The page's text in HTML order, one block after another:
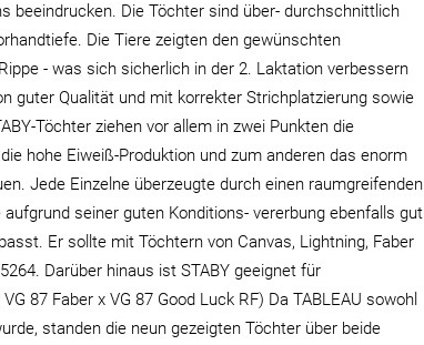
beeindrucken. Die Töchter sind über- durchschnittlich
Die Tiere zeigten den gewünschten
- was sich sicherlich in der 2. Laktation verbessern
guter Qualität und mit korrekter Strichplatzierung sowie
Töchter ziehen vor allem in zwei Punkten die
hohe Eiweiß-Produktion und zum anderen das enorm
Jede Einzelne überzeugte durch einen raumgreifenden
seiner guten Konditions- vererbung ebenfalls gut
Er sollte mit Töchtern von Canvas, Lightning, Faber
Darüber hinaus ist STABY geeignet für
87 Faber x VG 87 Good Luck RF) Da TABLEAU sowohl
standen die neun gezeigten Töchter über beide